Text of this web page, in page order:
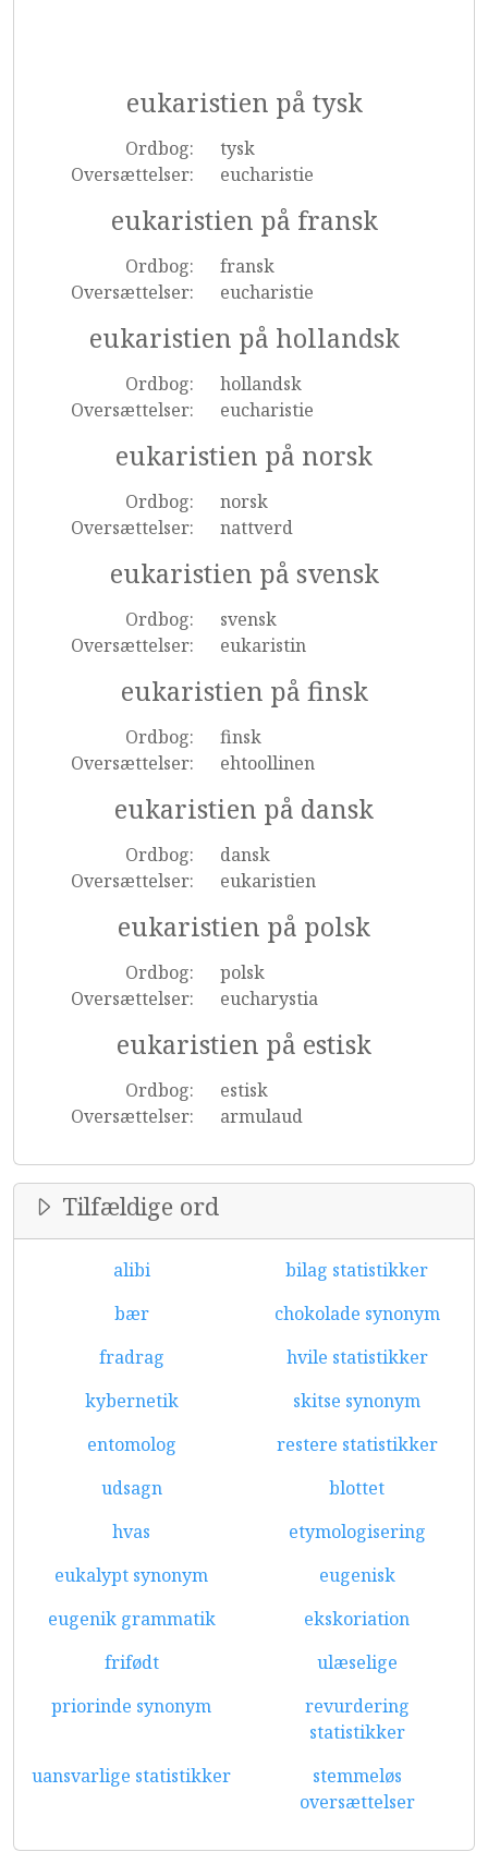
eukaristien på tysk
Ordbog:
tysk
Oversættelser:
eucharistie
eukaristien på fransk
Ordbog:
fransk
Oversættelser:
eucharistie
eukaristien på hollandsk
Ordbog:
hollandsk
Oversættelser:
eucharistie
eukaristien på norsk
Ordbog:
norsk
Oversættelser:
nattverd
eukaristien på svensk
Ordbog:
svensk
Oversættelser:
eukaristin
eukaristien på finsk
Ordbog:
finsk
Oversættelser:
ehtoollinen
eukaristien på dansk
Ordbog:
dansk
Oversættelser:
eukaristien
eukaristien på polsk
Ordbog:
polsk
Oversættelser:
eucharystia
eukaristien på estisk
Ordbog:
estisk
Oversættelser:
armulaud
Tilfældige ord
alibi
bilag statistikker
bær
chokolade synonym
fradrag
hvile statistikker
kybernetik
skitse synonym
entomolog
restere statistikker
udsagn
blottet
hvas
etymologisering
eukalypt synonym
eugenisk
eugenik grammatik
ekskoriation
frifødt
ulæselige
priorinde synonym
revurdering
statistikker
uansvarlige statistikker
stemmeløs
oversættelser